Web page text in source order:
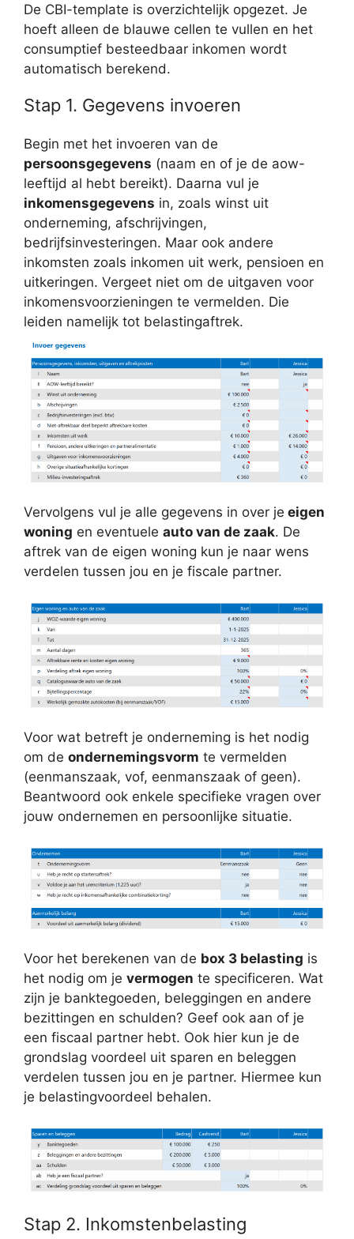
De CBI-template is overzichtelijk opgezet. Je
hoeft alleen de blauwe cellen te vullen en het
consumptief besteedbaar inkomen wordt
automatisch berekend.
Stap 1. Gegevens invoeren
Begin met het invoeren van de
persoonsgegevens (naam en of je de aow-
leeftijd al hebt bereikt). Daarna vul je
inkomensgegevens in, zoals winst uit
onderneming, afschrijvingen,
bedrijfsinvesteringen. Maar ook andere
inkomsten zoals inkomen uit werk, pensioen en
uitkeringen. Vergeet niet om de uitgaven voor
inkomensvoorzieningen te vermelden. Die
leiden namelijk tot belastingaftrek.
Vervolgens vul je alle gegevens in over je eigen
woning en eventuele auto van de zaak. De
aftrek van de eigen woning kun je naar wens
verdelen tussen jou en je fiscale partner.
Voor wat betreft je onderneming is het nodig
om de ondernemingsvorm te vermelden
(eenmanszaak, vof, eenmanszaak of geen).
Beantwoord ook enkele specifieke vragen over
jouw ondernemen en persoonlijke situatie.
Voor het berekenen van de box 3 belasting is
het nodig om je vermogen te specificeren. Wat
zijn je banktegoeden, beleggingen en andere
bezittingen en schulden? Geef ook aan of je
een fiscaal partner hebt. Ook hier kun je de
grondslag voordeel uit sparen en beleggen
verdelen tussen jou en je partner. Hiermee kun
je belastingvoordeel behalen.
Stap 2. Inkomstenbelasting